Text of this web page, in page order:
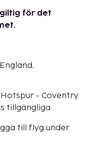
för det
- Coventry.
tillgängliga.
till flyg under